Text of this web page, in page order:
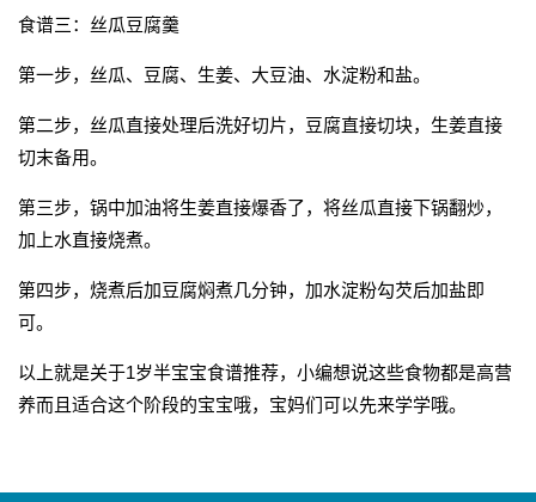
食谱三：丝瓜豆腐羹
第一步，丝瓜、豆腐、生姜、大豆油、水淀粉和盐。
第二步，丝瓜直接处理后洗好切片，豆腐直接切块，生姜直接
切末备用。
第三步，锅中加油将生姜直接爆香了，将丝瓜直接下锅翻炒，
加上水直接烧煮。
第四步，烧煮后加豆腐焖煮几分钟，加水淀粉勾芡后加盐即
可。
以上就是关于1岁半宝宝食谱推荐，小编想说这些食物都是高营
养而且适合这个阶段的宝宝哦，宝妈们可以先来学学哦。